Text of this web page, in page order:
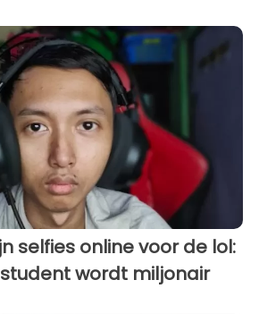
selfies online voor de lol:
wordt miljonair